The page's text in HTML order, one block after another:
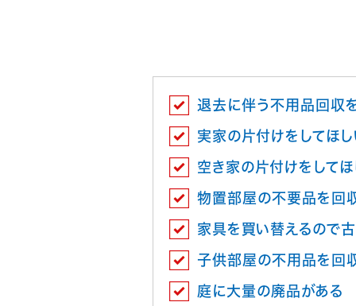
退去に伴う不用品回収
実家の片付けをしてほ
空き家の片付けをしてほ
物置部屋の不要品を回
家具を買い替えるので
子供部屋の不用品を回
庭に大量の廃品がある